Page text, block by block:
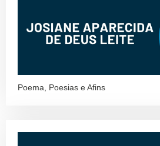
Poema, Poesias e Afins